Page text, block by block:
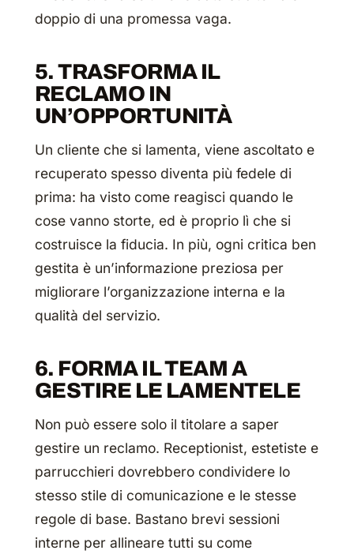
doppio di una promessa vaga.
5. TRASFORMA IL
RECLAMO IN
UN’OPPORTUNITÀ
Un cliente che si lamenta, viene ascoltato e
recuperato spesso diventa più fedele di
prima: ha visto come reagisci quando le
cose vanno storte, ed è proprio lì che si
costruisce la fiducia. In più, ogni critica ben
gestita è un’informazione preziosa per
migliorare l’organizzazione interna e la
qualità del servizio.
6. FORMA IL TEAM A
GESTIRE LE LAMENTELE
Non può essere solo il titolare a saper
gestire un reclamo. Receptionist, estetiste e
parrucchieri dovrebbero condividere lo
stesso stile di comunicazione e le stesse
regole di base. Bastano brevi sessioni
interne per allineare tutti su come